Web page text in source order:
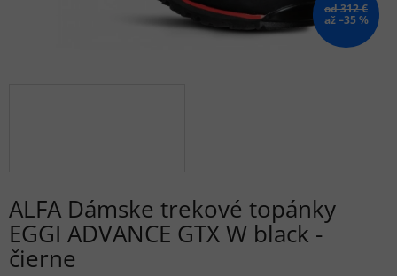
od 312 €
až –35 %
ALFA Dámske trekové topánky
EGGI ADVANCE GTX W black -
čierne